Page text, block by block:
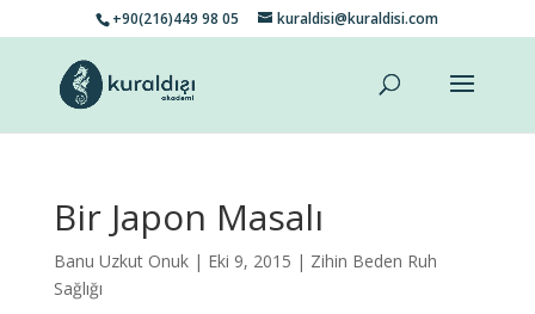
+90(216)449 98 05 kuraldisi@kuraldisi.com
Bir Japon Masalı
Banu Uzkut Onuk| Eki 9, 2015 | Zihin Beden Ruh
Sağlığı